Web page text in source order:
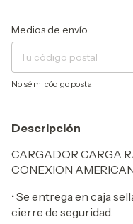
Entregas para el CP:
Medios de envío
No sé mi código postal
Descripción
CARGADOR CARGA
CONEXION
• Se entrega en caja
cierre de seguridad.